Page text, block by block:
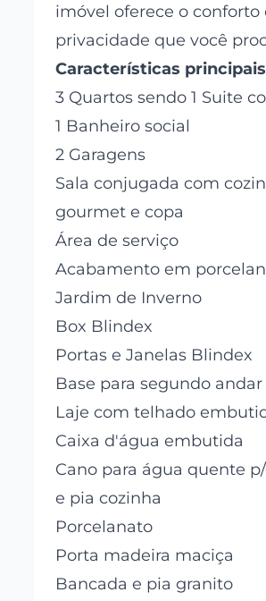
imóvel oferece o conforto
privacidade que você
Características
3 Quartos sendo 1 Suite
1 Banheiro social
2 Garagens
Sala conjugada com
gourmet e copa
Área de serviço
Acabamento em
Jardim de Inverno
Box Blindex
Portas e Janelas Blindex
Base para segundo andar
Laje com telhado
Caixa d'água embutida
Cano para água quente
e pia cozinha
Porcelanato
Porta madeira maciça
Bancada e pia granito